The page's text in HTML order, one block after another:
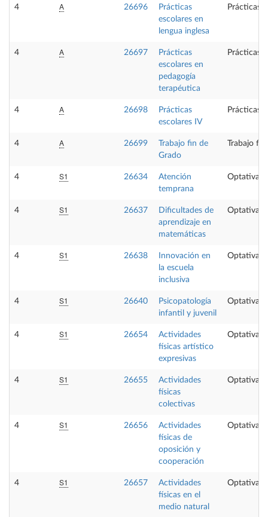
4 A 26696
Prácticas
escolares en
lengua inglesa
Prácticas
4 A 26697
Prácticas
escolares en
pedagogía
terapéutica
Prácticas
4 A 26698
Prácticas
escolares IV
Prácticas
4 A 26699
Trabajo fin de
Grado
Trabajo fin
4 S1 26634
Atención
temprana
Optativa
4 S1 26637
Dificultades de
aprendizaje en
matemáticas
Optativa
4 S1 26638
Innovación en
la escuela
inclusiva
Optativa
4 S1 26640
Psicopatología
infantil y juvenil
Optativa
4 S1 26654
Actividades
físicas artístico
expresivas
Optativa
4 S1 26655
Actividades
físicas
colectivas
Optativa
4 S1 26656
Actividades
físicas de
oposición y
cooperación
Optativa
4 S1 26657
Actividades
físicas en el
medio natural
Optativa